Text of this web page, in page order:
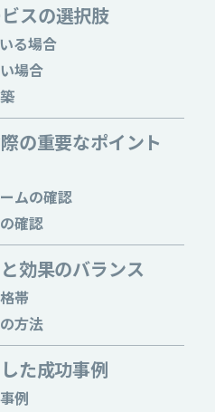
スの選択肢
る場合
場合
の重要なポイント
ムの確認
確認
効果のバランス
帯
方法
た成功事例
例